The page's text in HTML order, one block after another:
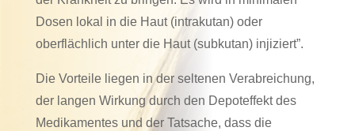
Dosen lokal in die Haut (intrakutan) oder
oberflächlich unter die Haut (subkutan) injiziert”.
Die Vorteile liegen in der seltenen Verabreichung,
der langen Wirkung durch den Depoteffekt des
Medikamentes und der Tatsache, dass die